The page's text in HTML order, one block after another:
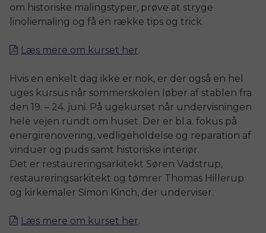
om historiske malingstyper, prøve at stryge
linoliemaling og få en række tips og trick.
Læs mere om kurset her.
Hvis en enkelt dag ikke er nok, er der også en hel
uges kursus når sommerskolen løber af stablen fra
den 19. – 24. juni. På ugekurset når undervisningen
hele vejen rundt om huset. Der er bl.a. fokus på
energirenovering, vedligeholdelse og reparation af
vinduer og puds samt historiske interiør.
Det er restaureringsarkitekt Søren Vadstrup,
restaureringsarkitekt og tømrer Thomas Hillerup
og kirkemaler Simon Kinch, der underviser.
Læs mere om kurset her.